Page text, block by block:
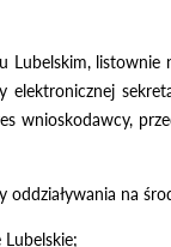
wnioskodawcy,
na